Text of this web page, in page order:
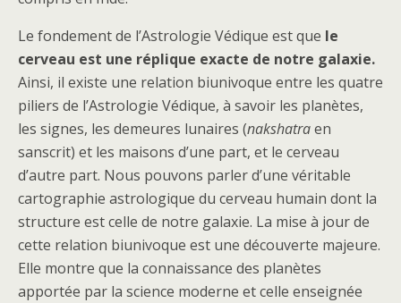
Le fondement de l’Astrologie Védique est que le
cerveau est une réplique exacte de notre galaxie.
Ainsi, il existe une relation biunivoque entre les quatre
piliers de l’Astrologie Védique, à savoir les planètes,
les signes, les demeures lunaires (nakshatraen
sanscrit) et les maisons d’une part, et le cerveau
d’autre part. Nous pouvons parler d’une véritable
cartographie astrologique du cerveau humain dont la
structure est celle de notre galaxie. La mise à jour de
cette relation biunivoque est une découverte majeure.
Elle montre que la connaissance des planètes
apportée par la science moderne et celle enseignée